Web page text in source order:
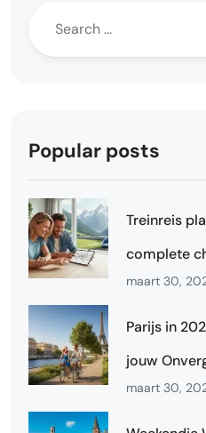
Popular posts
Treinreis
complete
maart 30,
Parijs in
jouw
maart 30,